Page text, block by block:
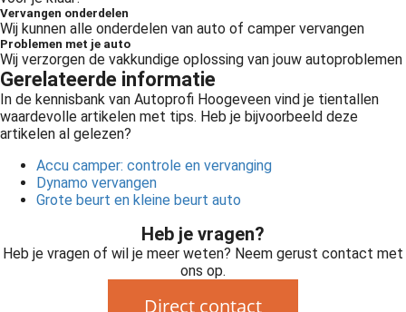
Vervangen onderdelen
Wij kunnen alle onderdelen van auto of camper vervangen
Problemen met je auto
Wij verzorgen de vakkundige oplossing van jouw autoproblemen
Gerelateerde informatie
In de kennisbank van Autoprofi Hoogeveen vind je tientallen
waardevolle artikelen met tips. Heb je bijvoorbeeld deze
artikelen al gelezen?
Accu camper: controle en vervanging
Dynamo vervangen
Grote beurt en kleine beurt auto
Heb je vragen?
Heb je vragen of wil je meer weten? Neem gerust contact met
ons op.
Direct contact